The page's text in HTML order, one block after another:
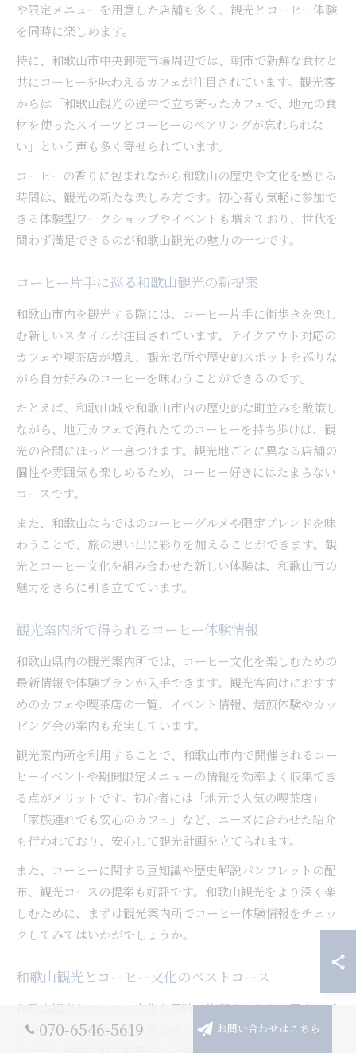
や限定メニューを用意した店舗も多く、観光とコーヒー体験
を同時に楽しめます。
特に、和歌山市中央卸売市場周辺では、朝市で新鮮な食材と
共にコーヒーを味わえるカフェが注目されています。観光客
からは「和歌山観光の途中で立ち寄ったカフェで、地元の食
材を使ったスイーツとコーヒーのペアリングが忘れられな
い」という声も多く寄せられています。
コーヒーの香りに包まれながら和歌山の歴史や文化を感じる
時間は、観光の新たな楽しみ方です。初心者も気軽に参加で
きる体験型ワークショップやイベントも増えており、世代を
問わず満足できるのが和歌山観光の魅力の一つです。
コーヒー片手に巡る和歌山観光の新提案
和歌山市内を観光する際には、コーヒー片手に街歩きを楽し
む新しいスタイルが注目されています。テイクアウト対応の
カフェや喫茶店が増え、観光名所や歴史的スポットを巡りな
がら自分好みのコーヒーを味わうことができるのです。
たとえば、和歌山城や和歌山市内の歴史的な町並みを散策し
ながら、地元カフェで淹れたてのコーヒーを持ち歩けば、観
光の合間にほっと一息つけます。観光地ごとに異なる店舗の
個性や雰囲気も楽しめるため、コーヒー好きにはたまらない
コースです。
また、和歌山ならではのコーヒーグルメや限定ブレンドを味
わうことで、旅の思い出に彩りを加えることができます。観
光とコーヒー文化を組み合わせた新しい体験は、和歌山市の
魅力をさらに引き立てています。
観光案内所で得られるコーヒー体験情報
和歌山県内の観光案内所では、コーヒー文化を楽しむための
最新情報や体験プランが入手できます。観光客向けにおすす
めのカフェや喫茶店の一覧、イベント情報、焙煎体験やカッ
ピング会の案内も充実しています。
観光案内所を利用することで、和歌山市内で開催されるコー
ヒーイベントや期間限定メニューの情報を効率よく収集でき
る点がメリットです。初心者には「地元で人気の喫茶店」
「家族連れでも安心のカフェ」など、ニーズに合わせた紹介
も行われており、安心して観光計画を立てられます。
また、コーヒーに関する豆知識や歴史解説パンフレットの配
布、観光コースの提案も好評です。和歌山観光をより深く楽
しむために、まずは観光案内所でコーヒー体験情報をチェッ
クしてみてはいかがでしょうか。
和歌山観光とコーヒー文化のベストコース
和歌山観光とコーヒー文化を同時に満喫するなら、歴史スポ
ットとカフェ巡りを組み合わせたコースがおすすめです。た
070-6546-5619 お問い合わせはこちら